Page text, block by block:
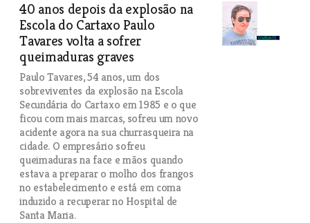
40 anos depois da explosão na
Escola do Cartaxo Paulo
Tavares volta a sofrer
queimaduras graves
Paulo Tavares, 54 anos, um dos
sobreviventes da explosão na Escola
Secundária do Cartaxo em 1985 e o que
ficou com mais marcas, sofreu um novo
acidente agora na sua churrasqueira na
cidade. O empresário sofreu
queimaduras na face e mãos quando
estava a preparar o molho dos frangos
no estabelecimento e está em coma
induzido a recuperar no Hospital de
Santa Maria.